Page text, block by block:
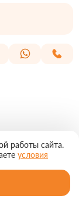
работы сайта.
условия